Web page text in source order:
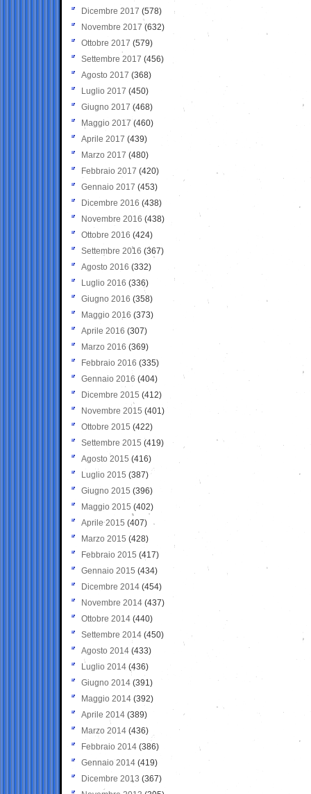
Dicembre 2017 (578)
Novembre 2017 (632)
Ottobre 2017 (579)
Settembre 2017 (456)
Agosto 2017 (368)
Luglio 2017 (450)
Giugno 2017 (468)
Maggio 2017 (460)
Aprile 2017 (439)
Marzo 2017 (480)
Febbraio 2017 (420)
Gennaio 2017 (453)
Dicembre 2016 (438)
Novembre 2016 (438)
Ottobre 2016 (424)
Settembre 2016 (367)
Agosto 2016 (332)
Luglio 2016 (336)
Giugno 2016 (358)
Maggio 2016 (373)
Aprile 2016 (307)
Marzo 2016 (369)
Febbraio 2016 (335)
Gennaio 2016 (404)
Dicembre 2015 (412)
Novembre 2015 (401)
Ottobre 2015 (422)
Settembre 2015 (419)
Agosto 2015 (416)
Luglio 2015 (387)
Giugno 2015 (396)
Maggio 2015 (402)
Aprile 2015 (407)
Marzo 2015 (428)
Febbraio 2015 (417)
Gennaio 2015 (434)
Dicembre 2014 (454)
Novembre 2014 (437)
Ottobre 2014 (440)
Settembre 2014 (450)
Agosto 2014 (433)
Luglio 2014 (436)
Giugno 2014 (391)
Maggio 2014 (392)
Aprile 2014 (389)
Marzo 2014 (436)
Febbraio 2014 (386)
Gennaio 2014 (419)
Dicembre 2013 (367)